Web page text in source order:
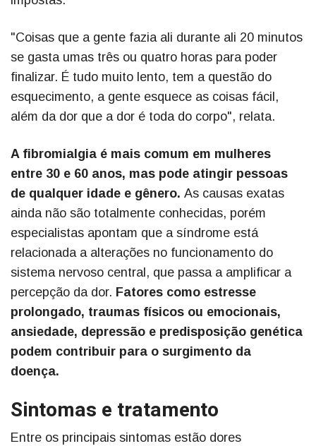
"Coisas que a gente fazia ali durante ali 20 minutos
se gasta umas três ou quatro horas para poder
finalizar. É tudo muito lento, tem a questão do
esquecimento, a gente esquece as coisas fácil,
além da dor que a dor é toda do corpo", relata.
A fibromialgia é mais comum em mulheres
entre 30 e 60 anos, mas pode atingir pessoas
de qualquer idade e gênero. As causas exatas
ainda não são totalmente conhecidas, porém
especialistas apontam que a síndrome está
relacionada a alterações no funcionamento do
sistema nervoso central, que passa a amplificar a
percepção da dor. Fatores como estresse
prolongado, traumas físicos ou emocionais,
ansiedade, depressão e predisposição genética
podem contribuir para o surgimento da
doença.
Sintomas e tratamento
Entre os principais sintomas estão dores